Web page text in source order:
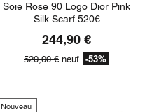
Soie Rose 90 Logo Dior Pink
Silk Scarf 520€
244,90 €
520,00 € neuf -53%
Nouveau